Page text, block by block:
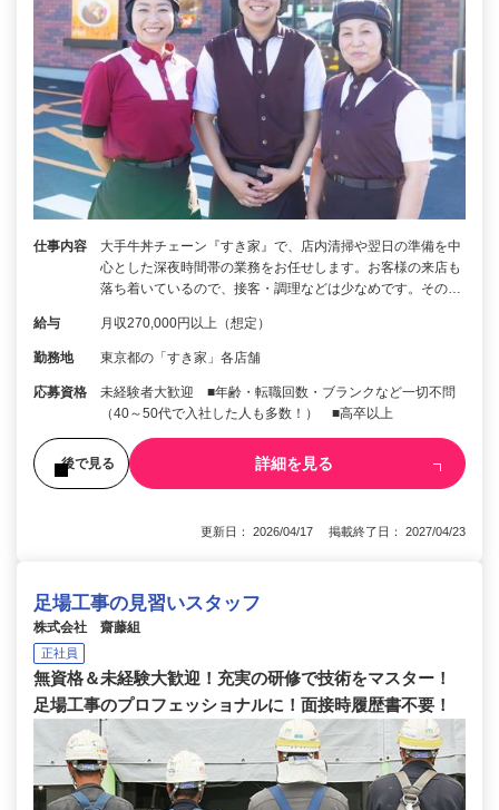
仕事内容
大手牛丼チェーン『すき家』で、店内清掃や翌日の準備を中
心とした深夜時間帯の業務をお任せします。お客様の来店も
落ち着いているので、接客・調理などは少なめです。その…
給与 月収270,000円以上（想定）
勤務地 東京都の「すき家」各店舗
応募資格
未経験者大歓迎 ■年齢・転職回数・ブランクなど一切不問
（40～50代で入社した人も多数！） ■高卒以上
後で見る 詳細を見る
更新日： 2026/04/17 掲載終了日： 2027/04/23
足場工事の見習いスタッフ
株式会社 齋藤組
正社員
無資格＆未経験大歓迎！充実の研修で技術をマスター！
足場工事のプロフェッショナルに！面接時履歴書不要！